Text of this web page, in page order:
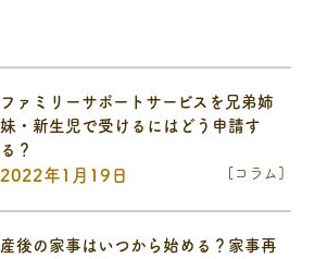
2022年1月19日 [コラム]
ファミリーサポートサービスを兄弟姉
妹・新生児で受けるにはどう申請す
る？
産後の家事はいつから始める？家事再